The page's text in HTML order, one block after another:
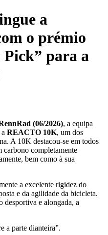
a
o prémio
para a
(06/2026), a equipa
REACTO 10K, um dos
A 10K destacou-se em todos
carbono completamente
bem como à sua
a excelente rigidez do
e da agilidade da bicicleta.
desportiva e alongada, a
a parte dianteira”.